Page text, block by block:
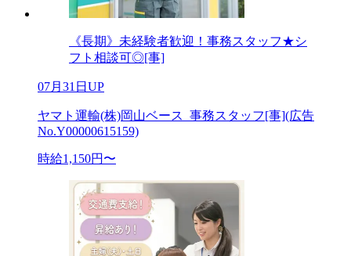
《長期》未経験者歓迎！事務スタッフ★シ
フト相談可◎[事]
07月31日UP
ヤマト運輸(株)岡山ベース_事務スタッフ[事](広告
No.Y00000615159)
時給1,150円〜